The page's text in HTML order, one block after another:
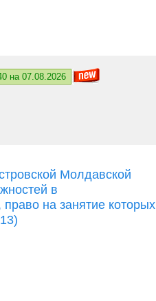
на 07.08.2026
Молдавской
в
на занятие которых